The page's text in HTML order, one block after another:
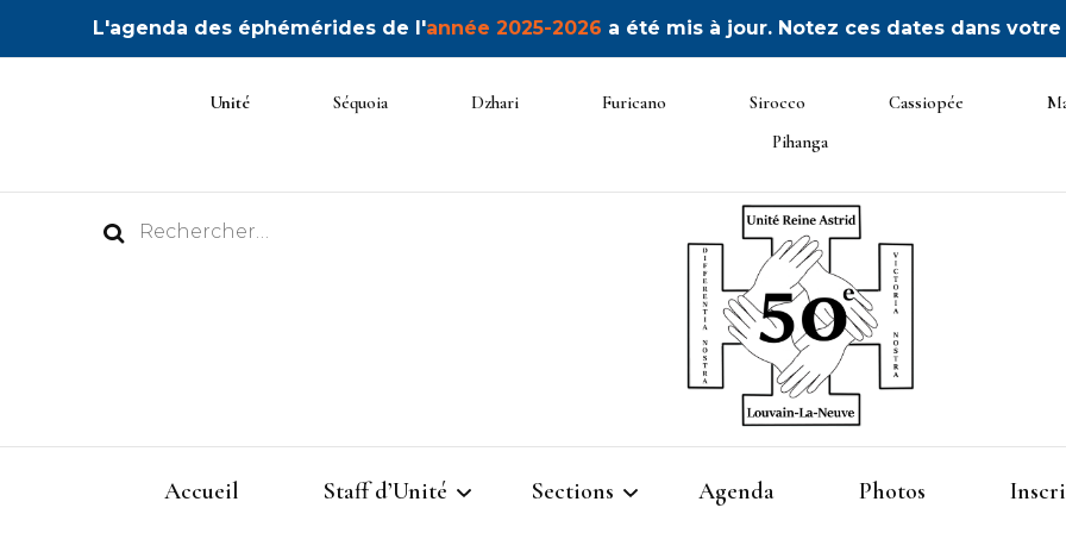
L'agenda des éphémérides de l'année 2025-2026 a été mis à jour. Notez ces dates dans
Unité Séquoia Dzhari Furicano Sirocco Cassiopée
Pihanga
Rechercher :
Accueil Staff d’Unité Sections Agenda Photos